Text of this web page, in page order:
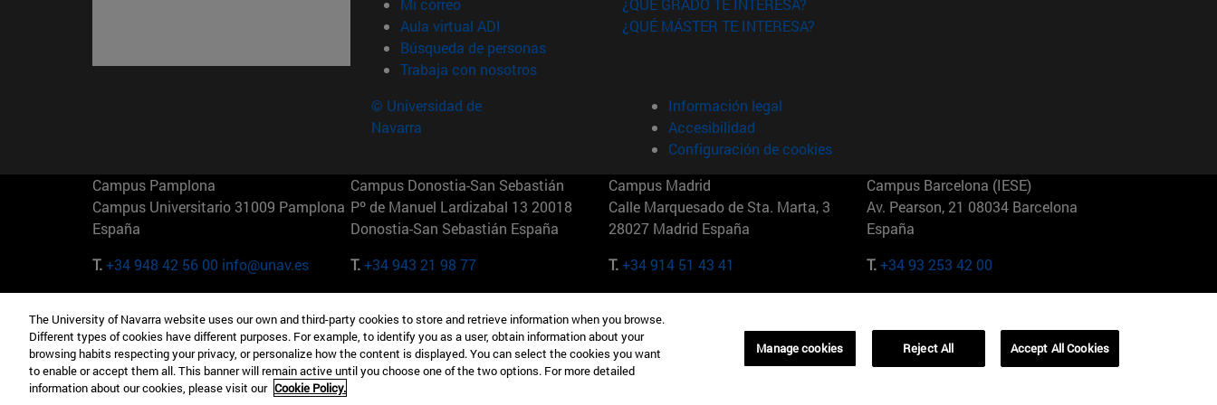
Mi correo
Aula virtual ADI (abre en nueva ventana)
Búsqueda de personas(abre en nueva ventana)
Trabaja con nosotros(abre en nueva ventana)
¿QUÉ GRADO TE INTERESA?
¿QUÉ MÁSTER TE INTERESA?
© Universidad de
Navarra
Información legal
Accesibilidad
Configuración de cookies
Campus Pamplona
Campus Universitario 31009 Pamplona
España
T.+34 948 42 56 00 info@unav.es
Campus Donostia-San Sebastián
Pº de Manuel Lardizabal 13 20018
Donostia-San Sebastián España
T.+34 943 21 98 77
Campus Madrid
Calle Marquesado de Sta. Marta, 3
28027 Madrid España
T.+34 914 51 43 41
Campus Barcelona (IESE)
Av. Pearson, 21 08034 Barcelona
España
T.+34 93 253 42 00
Camino del Cerro Águila 3 28023
Madrid España
T.+34 912 11 30 00
165 W 57th St 10019-2201 Nueva York
EE.UU
T.+1 646 346 8850
Maria-Theresia-Straße 15 81675
Múnich Alemania
T.+49 89 24209790
01321001 Bela Vista Brasil
The University of Navarra website uses our own and third-party cookies to store and retrieve information when you browse.
Different types of cookies have different purposes. For example, to identify you as a user, obtain information about your
browsing habits respecting your privacy, or personalize how the content is displayed. You can select the cookies you want
to enable or accept them all. This banner will remain active until you choose one of the two options. For more detailed
information about our cookies, please visit our Cookie Policy.
Manage cookies Reject All Accept All Cookies